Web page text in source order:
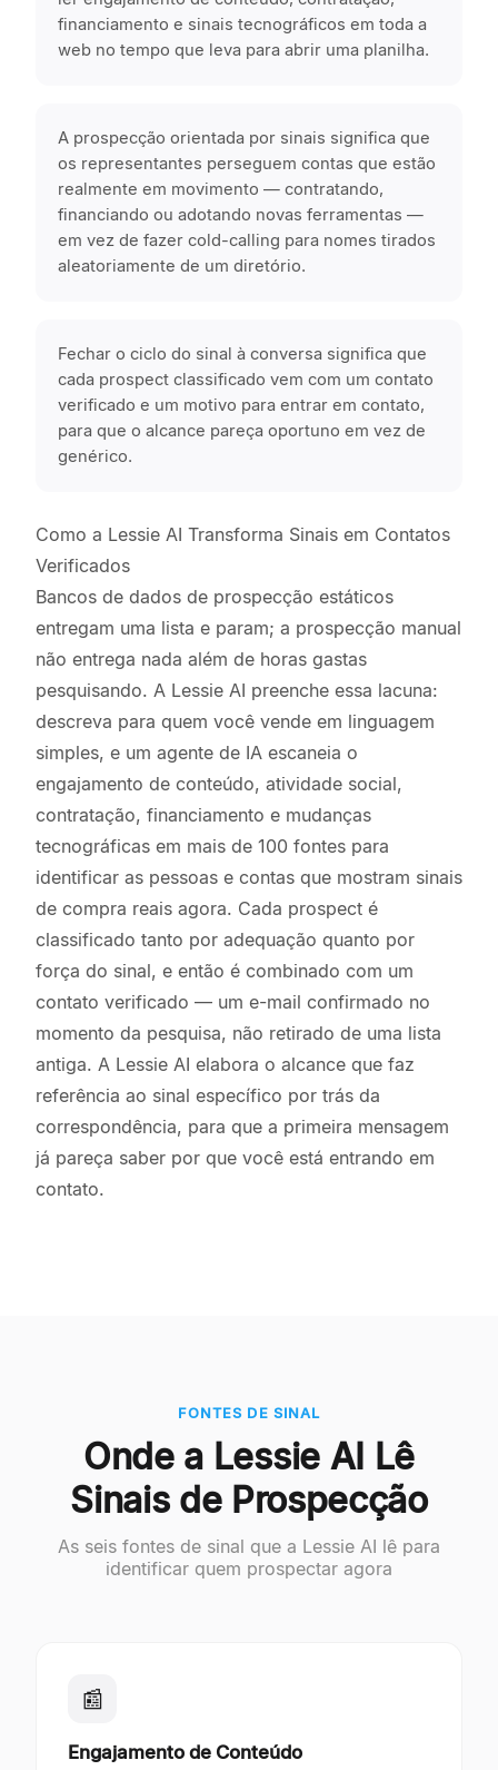
financiamento e sinais tecnográficos em toda a
web no tempo que leva para abrir uma planilha.
A prospecção orientada por sinais significa que
os representantes perseguem contas que estão
realmente em movimento — contratando,
financiando ou adotando novas ferramentas —
em vez de fazer cold-calling para nomes tirados
aleatoriamente de um diretório.
Fechar o ciclo do sinal à conversa significa que
cada prospect classificado vem com um contato
verificado e um motivo para entrar em contato,
para que o alcance pareça oportuno em vez de
genérico.
Como a Lessie AI Transforma Sinais em Contatos
Verificados
Bancos de dados de prospecção estáticos
entregam uma lista e param; a prospecção manual
não entrega nada além de horas gastas
pesquisando. A Lessie AI preenche essa lacuna:
descreva para quem você vende em linguagem
simples, e um agente de IA escaneia o
engajamento de conteúdo, atividade social,
contratação, financiamento e mudanças
tecnográficas em mais de 100 fontes para
identificar as pessoas e contas que mostram sinais
de compra reais agora. Cada prospect é
classificado tanto por adequação quanto por
força do sinal, e então é combinado com um
contato verificado — um e-mail confirmado no
momento da pesquisa, não retirado de uma lista
antiga. A Lessie AI elabora o alcance que faz
referência ao sinal específico por trás da
correspondência, para que a primeira mensagem
já pareça saber por que você está entrando em
contato.
FONTES DE SINAL
Onde a Lessie AI Lê
Sinais de Prospecção
As seis fontes de sinal que a Lessie AI lê para
identificar quem prospectar agora
📰
Engajamento de Conteúdo